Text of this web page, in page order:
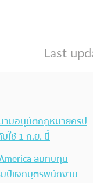
ามอนุมัติกฎหมายคริป
ใช้ 1 ก.ย. นี้
สมทบทุน
ป์แจกบุตรพนักงาน